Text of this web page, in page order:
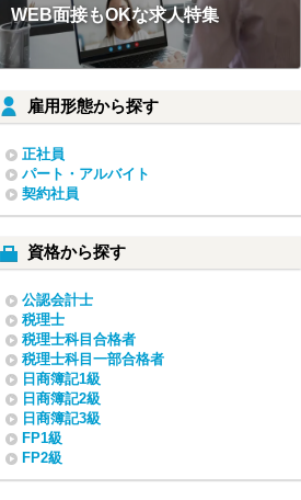
WEB面接もOKな求人特集
雇用形態から探す
正社員
パート・アルバイト
契約社員
資格から探す
公認会計士
税理士
税理士科目合格者
税理士科目一部合格者
日商簿記1級
日商簿記2級
日商簿記3級
FP1級
FP2級